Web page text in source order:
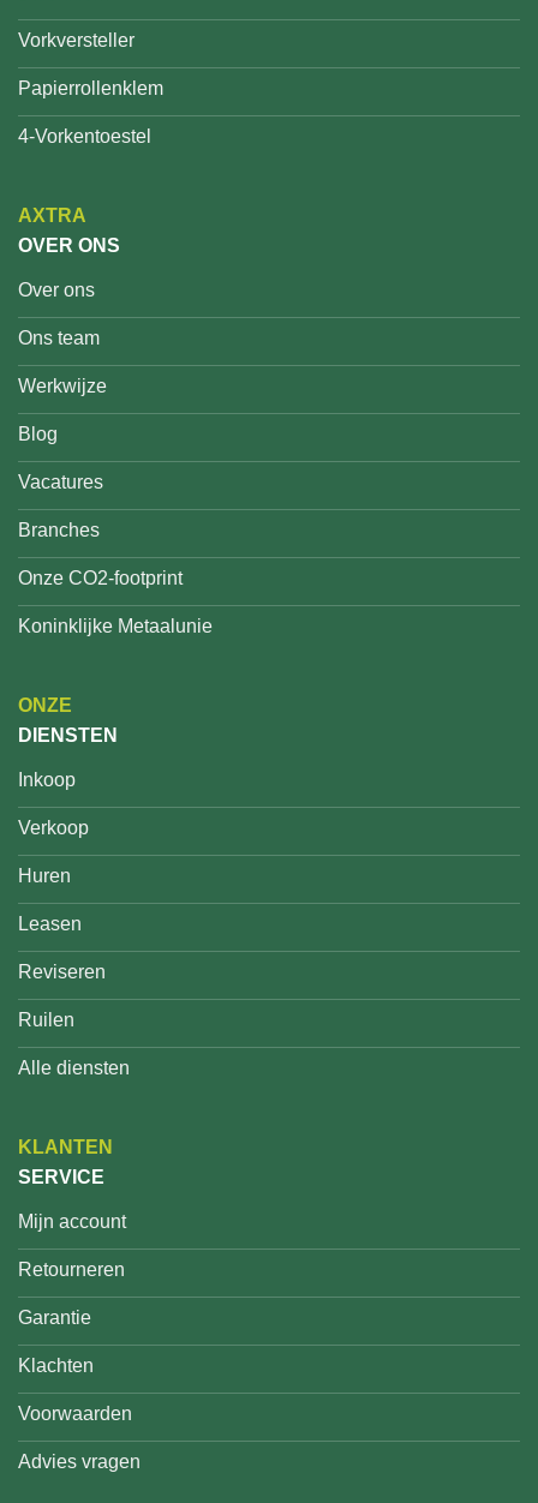
Vorkversteller
Papierrollenklem
4-Vorkentoestel
AXTRA
OVER ONS
Over ons
Ons team
Werkwijze
Blog
Vacatures
Branches
Onze CO2-footprint
Koninklijke Metaalunie
ONZE
DIENSTEN
Inkoop
Verkoop
Huren
Leasen
Reviseren
Ruilen
Alle diensten
KLANTEN
SERVICE
Mijn account
Retourneren
Garantie
Klachten
Voorwaarden
Advies vragen